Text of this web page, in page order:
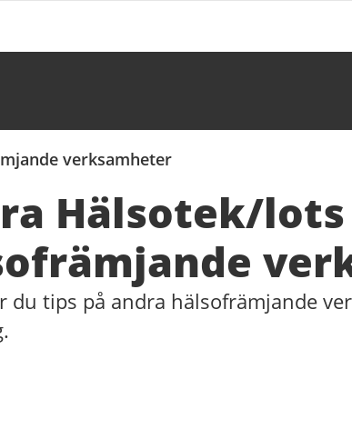
verksamheter
Hälsotek/lots
du tips på andra hälsofrämjande